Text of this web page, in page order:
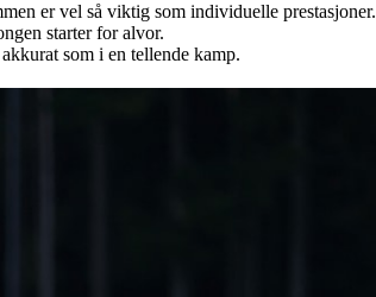
er vel så viktig som individuelle prestasjoner.
starter for alvor.
som i en tellende kamp.